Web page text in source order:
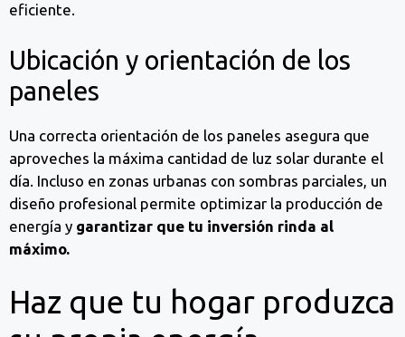
eficiente.
Ubicación y orientación de los
paneles
Una correcta orientación de los paneles asegura que
aproveches la máxima cantidad de luz solar durante el
día. Incluso en zonas urbanas con sombras parciales, un
diseño profesional permite optimizar la producción de
energía y garantizar que tu inversión rinda al
máximo.
Haz que tu hogar produzca